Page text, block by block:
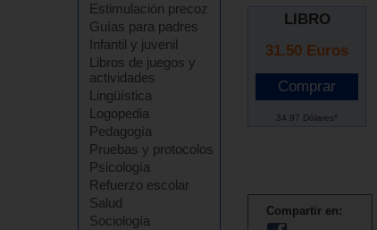
Estimulación precoz
Guías para padres
Infantil y juvenil
Libros de juegos y
actividades
Lingüística
Logopedia
Pedagogía
Pruebas y protocolos
Psicología
Refuerzo escolar
Salud
Sociología
LIBRO
31.50 Euros
34.97 Dólares*
Compartir en: